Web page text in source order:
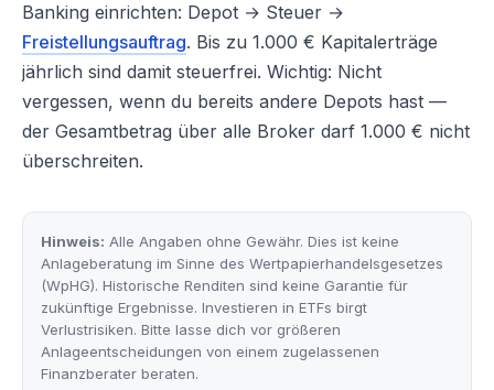
Banking einrichten: Depot → Steuer →
Freistellungsauftrag. Bis zu 1.000 € Kapitalerträge
jährlich sind damit steuerfrei. Wichtig: Nicht
vergessen, wenn du bereits andere Depots hast —
der Gesamtbetrag über alle Broker darf 1.000 € nicht
überschreiten.
Hinweis: Alle Angaben ohne Gewähr. Dies ist keine
Anlageberatung im Sinne des Wertpapierhandelsgesetzes
(WpHG). Historische Renditen sind keine Garantie für
zukünftige Ergebnisse. Investieren in ETFs birgt
Verlustrisiken. Bitte lasse dich vor größeren
Anlageentscheidungen von einem zugelassenen
Finanzberater beraten.